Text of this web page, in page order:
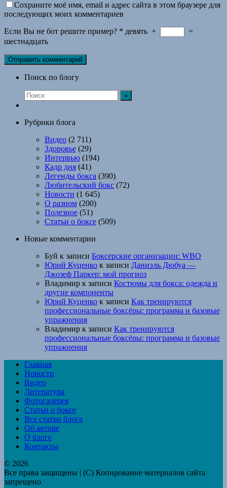
Сохраните моё имя, email и адрес сайта в этом браузере для
последующих моих комментариев
Если Вы не бот решите пример? * девять +
=
шестнадцать
Поиск по блогу
Рубрики блога
Видео (2 711)
Здоровье (29)
Интервью (194)
Кадр дня (41)
Легенды бокса (390)
Любительский бокс (72)
Новости (1 645)
О разном (200)
Полезное (51)
Статьи о боксе (509)
Новые комментарии
Буй к записи Боксерские организации: WBO
Юрий Куценко к записи Даниэль Дюбуа —
Джозеф Паркер: мой прогноз
Владимир к записи Костюмы для бокса: одежда и
другие компоненты
Юрий Куценко к записи Как тренируются
профессиональные боксёры: программа и базовые
упражнения
Владимир к записи Как тренируются
профессиональные боксёры: программа и базовые
упражнения
Главная
Новости
Видео
Литература
Фотогалерея
Статьи о боксе
Все статьи блога
Об авторе
О блоге
Контакты
© 2026
Все права защищены | (C) Копирование материалов сайта
запрещено